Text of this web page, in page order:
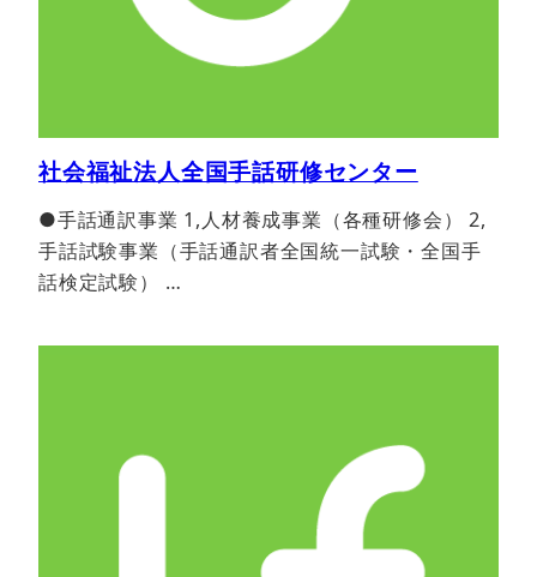
社会福祉法人全国手話研修センター
●手話通訳事業 1,人材養成事業（各種研修会） 2,
手話試験事業（手話通訳者全国統一試験・全国手
話検定試験） …